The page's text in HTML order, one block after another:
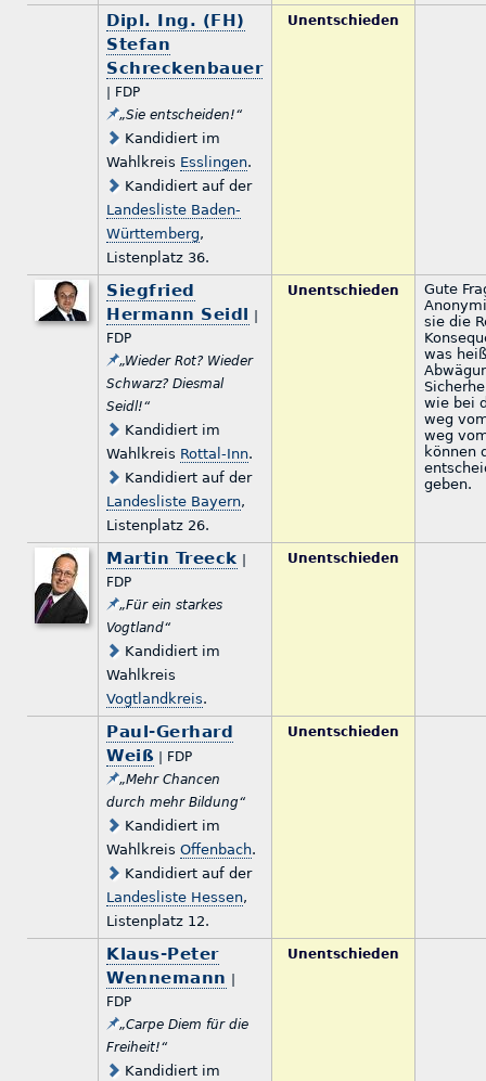
Dipl. Ing. (FH)
Stefan
Schreckenbauer
| FDP
„Sie entscheiden!“
Kandidiert im
Wahlkreis Esslingen.
Kandidiert auf der
Landesliste Baden-
Württemberg,
Listenplatz 36.
Unentschieden
Siegfried
Hermann Seidl
FDP
„Wieder Rot? Wieder
Schwarz? Diesmal
Seidl!“
Kandidiert im
Wahlkreis Rottal-Inn.
Kandidiert auf der
Landesliste Bayern,
Listenplatz 26.
Unentschieden
Gute
sie die
was
wie bei
weg
weg
können
geben.
Martin Treeck
FDP
„Für ein starkes
Vogtland“
Kandidiert im
Wahlkreis
Vogtlandkreis.
Unentschieden
Paul-Gerhard
Weiß | FDP
„Mehr Chancen
durch mehr Bildung“
Kandidiert im
WahlkreisOffenbach.
Kandidiert auf der
Landesliste Hessen,
Listenplatz 12.
Unentschieden
Klaus-Peter
Wennemann
FDP
„Carpe Diem für die
Freiheit!“
Kandidiert im
Unentschieden